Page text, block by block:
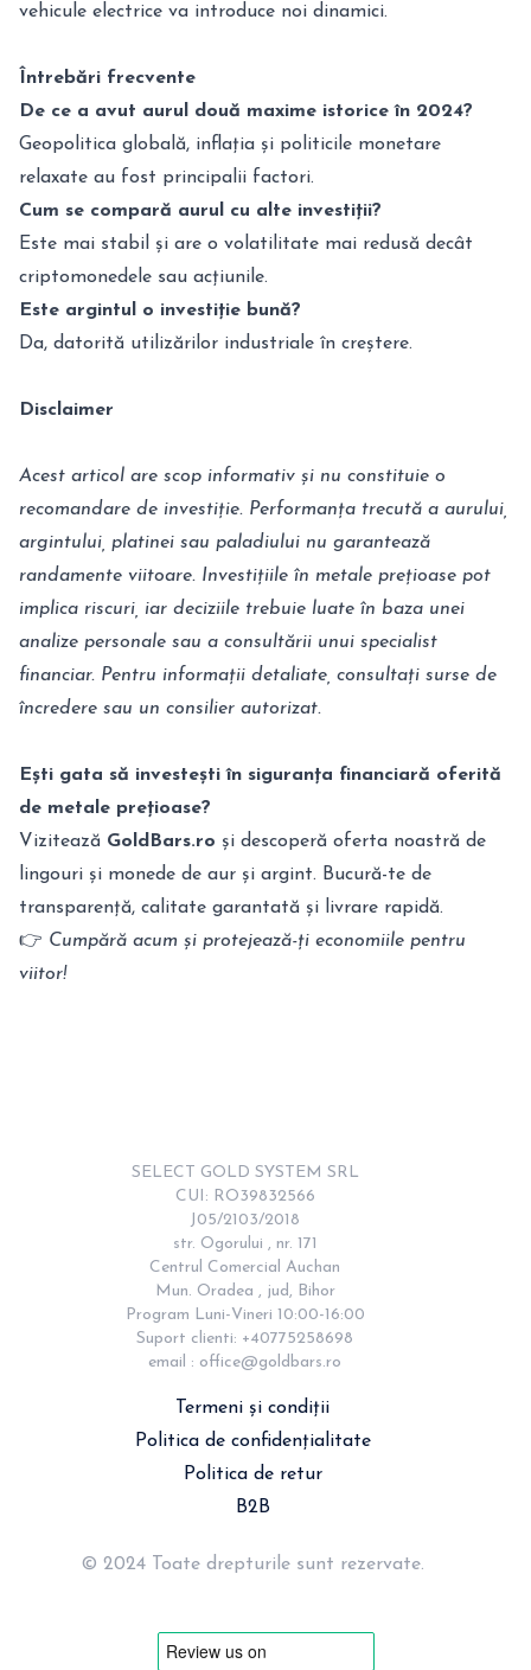
vehicule electrice va introduce noi dinamici.
Întrebări frecvente
De ce a avut aurul două maxime istorice în 2024?
Geopolitica globală, inflația și politicile monetare
relaxate au fost principalii factori.
Cum se compară aurul cu alte investiții?
Este mai stabil și are o volatilitate mai redusă decât
criptomonedele sau acțiunile.
Este argintul o investiție bună?
Da, datorită utilizărilor industriale în creștere.
Disclaimer
Acest articol are scop informativ și nu constituie o
recomandare de investiție. Performanța trecută a aurului,
argintului, platinei sau paladiului nu garantează
randamente viitoare. Investițiile în metale prețioase pot
implica riscuri, iar deciziile trebuie luate în baza unei
analize personale sau a consultării unui specialist
financiar. Pentru informații detaliate, consultați surse de
încredere sau un consilier autorizat.
Ești gata să investești în siguranța financiară oferită
de metale prețioase?
Vizitează GoldBars.ro și descoperă oferta noastră de
lingouri și monede de aur și argint. Bucură-te de
transparență, calitate garantată și livrare rapidă.
👉 Cumpără acum și protejează-ți economiile pentru
viitor!
SELECT GOLD SYSTEM SRL
CUI: RO39832566
J05/2103/2018
str. Ogorului , nr. 171
Centrul Comercial Auchan
Mun. Oradea , jud, Bihor
Program Luni-Vineri 10:00-16:00
Suport clienti: +40775258698
email : office@goldbars.ro
Termeni și condiții
Politica de confidențialitate
Politica de retur
B2B
© 2024 Toate drepturile sunt rezervate.